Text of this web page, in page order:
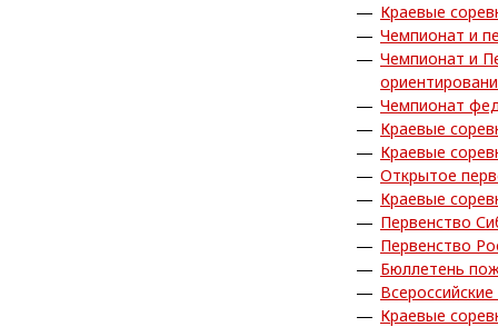
Краевые
Чемпионат и
Чемпионат и
Чемпионат
Краевые
Краевые
Открытое
Краевые
Первенство
Первенство
Бюллетень
Краевые